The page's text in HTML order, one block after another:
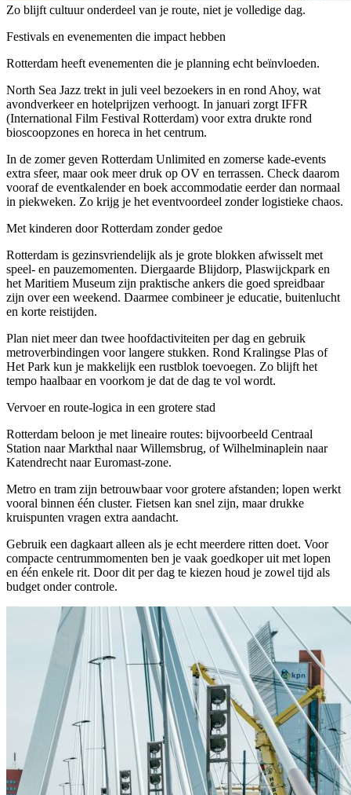
Zo blijft cultuur onderdeel van je route, niet je volledige dag.
Festivals en evenementen die impact hebben
Rotterdam heeft evenementen die je planning echt beïnvloeden.
North Sea Jazz trekt in juli veel bezoekers in en rond Ahoy, wat
avondverkeer en hotelprijzen verhoogt. In januari zorgt IFFR
(International Film Festival Rotterdam) voor extra drukte rond
bioscoopzones en horeca in het centrum.
In de zomer geven Rotterdam Unlimited en zomerse kade-events
extra sfeer, maar ook meer druk op OV en terrassen. Check daarom
vooraf de eventkalender en boek accommodatie eerder dan normaal
in piekweken. Zo krijg je het eventvoordeel zonder logistieke chaos.
Met kinderen door Rotterdam zonder gedoe
Rotterdam is gezinsvriendelijk als je grote blokken afwisselt met
speel- en pauzemomenten. Diergaarde Blijdorp, Plaswijckpark en
het Maritiem Museum zijn praktische ankers die goed spreidbaar
zijn over een weekend. Daarmee combineer je educatie, buitenlucht
en korte reistijden.
Plan niet meer dan twee hoofdactiviteiten per dag en gebruik
metroverbindingen voor langere stukken. Rond Kralingse Plas of
Het Park kun je makkelijk een rustblok toevoegen. Zo blijft het
tempo haalbaar en voorkom je dat de dag te vol wordt.
Vervoer en route-logica in een grotere stad
Rotterdam beloon je met lineaire routes: bijvoorbeeld Centraal
Station naar Markthal naar Willemsbrug, of Wilhelminaplein naar
Katendrecht naar Euromast-zone.
Metro en tram zijn betrouwbaar voor grotere afstanden; lopen werkt
vooral binnen één cluster. Fietsen kan snel zijn, maar drukke
kruispunten vragen extra aandacht.
Gebruik een dagkaart alleen als je echt meerdere ritten doet. Voor
compacte centrummomenten ben je vaak goedkoper uit met lopen
en één enkele rit. Door dit per dag te kiezen houd je zowel tijd als
budget onder controle.